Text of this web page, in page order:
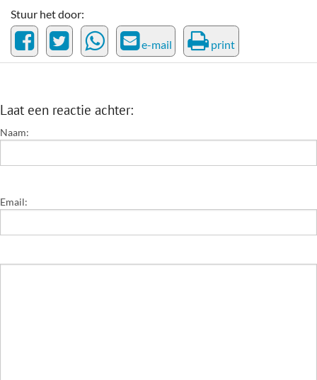
Stuur het door:
e-mail print
Laat een reactie achter:
Naam:
Email: